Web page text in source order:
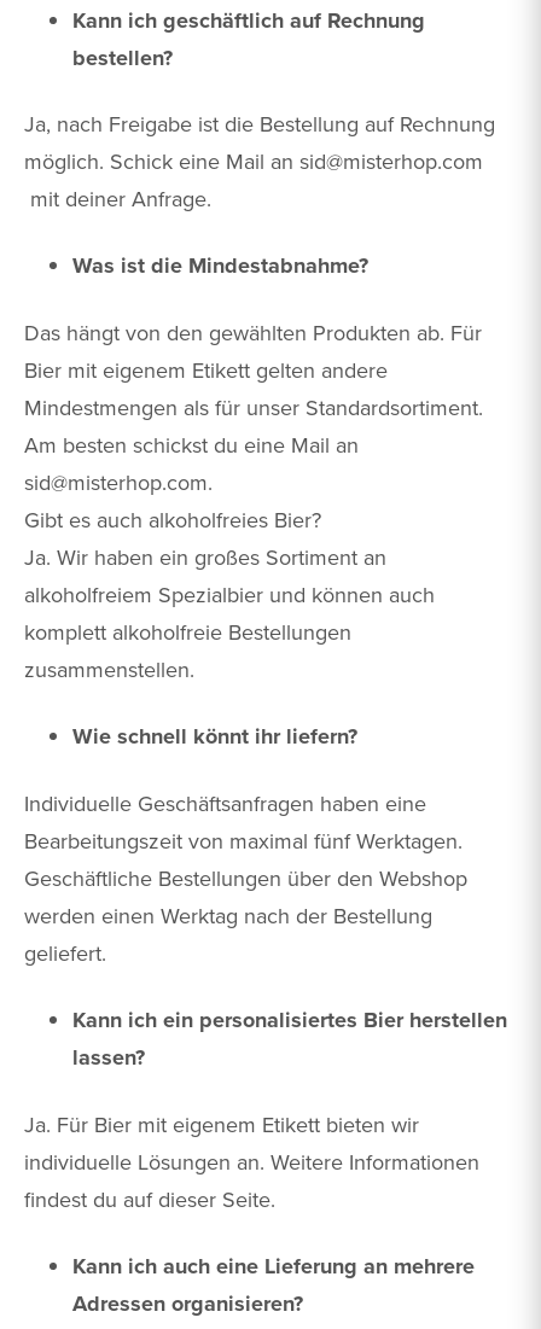
Kann ich geschäftlich auf Rechnung
bestellen?
Ja, nach Freigabe ist die Bestellung auf Rechnung
möglich. Schick eine Mail an sid@misterhop.com
mit deiner Anfrage.
Was ist die Mindestabnahme?
Das hängt von den gewählten Produkten ab. Für
Bier mit eigenem Etikett gelten andere
Mindestmengen als für unser Standardsortiment.
Am besten schickst du eine Mail an
sid@misterhop.com.
Gibt es auch alkoholfreies Bier?
Ja. Wir haben ein großes Sortiment an
alkoholfreiem Spezialbier und können auch
komplett alkoholfreie Bestellungen
zusammenstellen.
Wie schnell könnt ihr liefern?
Individuelle Geschäftsanfragen haben eine
Bearbeitungszeit von maximal fünf Werktagen.
Geschäftliche Bestellungen über den Webshop
werden einen Werktag nach der Bestellung
geliefert.
Kann ich ein personalisiertes Bier herstellen
lassen?
Ja. Für Bier mit eigenem Etikett bieten wir
individuelle Lösungen an. Weitere Informationen
findest du auf dieser Seite.
Kann ich auch eine Lieferung an mehrere
Adressen organisieren?